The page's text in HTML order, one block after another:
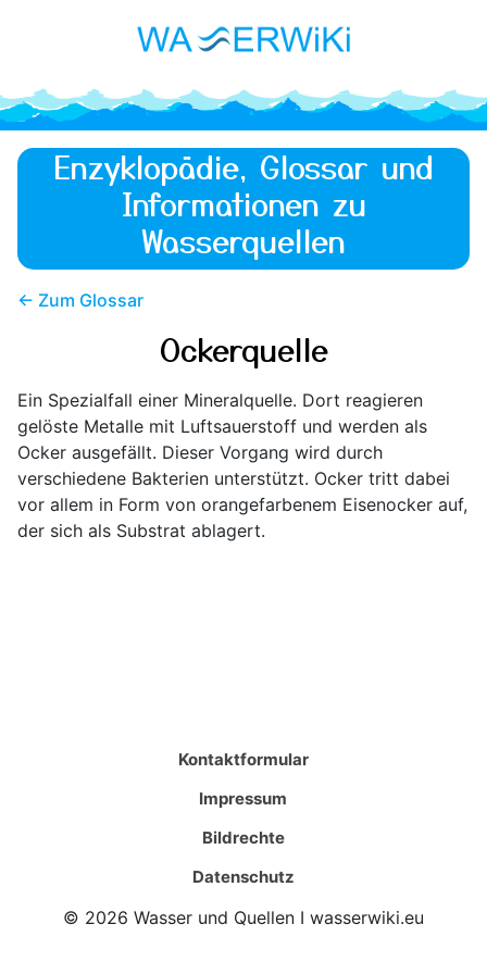
Enzyklopädie, Glossar und
Informationen zu
Wasserquellen
← Zum Glossar
Ockerquelle
Ein Spezialfall einer Mineralquelle. Dort reagieren
gelöste Metalle mit Luftsauerstoff und werden als
Ocker ausgefällt. Dieser Vorgang wird durch
verschiedene Bakterien unterstützt. Ocker tritt dabei
vor allem in Form von orangefarbenem Eisenocker auf,
der sich als Substrat ablagert.
Kontaktformular
Impressum
Bildrechte
Datenschutz
© 2026 Wasser und Quellen I wasserwiki.eu